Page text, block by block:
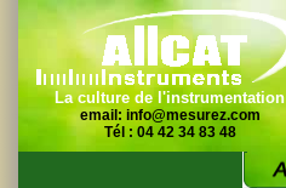
La culture de l'instrumentation
email: info@mesurez.com
Tél : 04 42 34 83 48